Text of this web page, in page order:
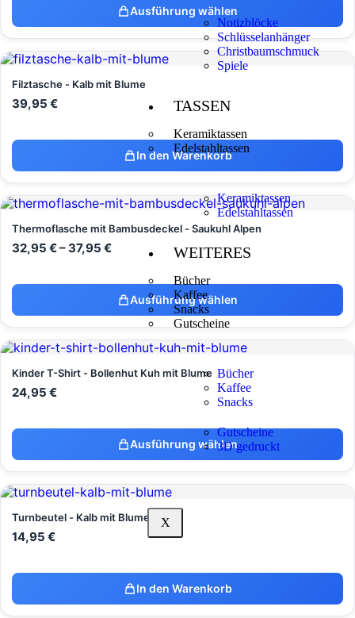
Notizblöcke
Schlüsselanhänger
Christbaumschmuck
Spiele
TASSEN
Keramiktassen
Edelstahltassen
Keramiktassen
Edelstahltassen
WEITERES
Bücher
Kaffee
Snacks
Gutscheine
Bücher
Kaffee
Snacks
Gutscheine
3D gedruckt
X
Ausführung wählen
Filztasche - Kalb mit Blume
39,95 €
In den Warenkorb
Thermoflasche mit Bambusdeckel - Saukuhl Alpen
32,95 €– 37,95 €
Ausführung wählen
Kinder T-Shirt - Bollenhut Kuh mit Blume
24,95 €
Ausführung wählen
Turnbeutel - Kalb mit Blume
14,95 €
In den Warenkorb